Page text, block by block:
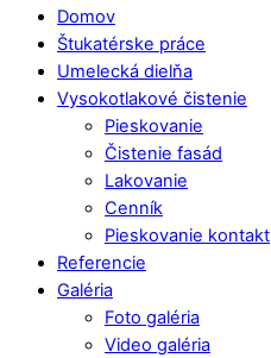
Domov
Štukatérske práce
Umelecká dielňa
Vysokotlakové čistenie
Pieskovanie
Čistenie fasád
Lakovanie
Cenník
Pieskovanie kontakt
Referencie
Galéria
Foto galéria
Video galéria